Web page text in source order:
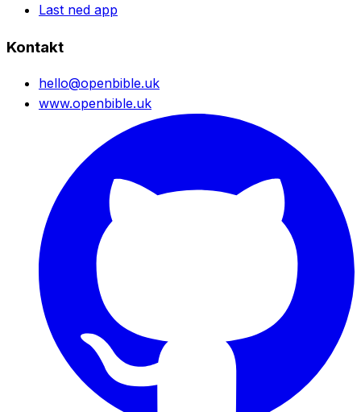
Last ned app
Kontakt
hello@openbible.uk
www.openbible.uk